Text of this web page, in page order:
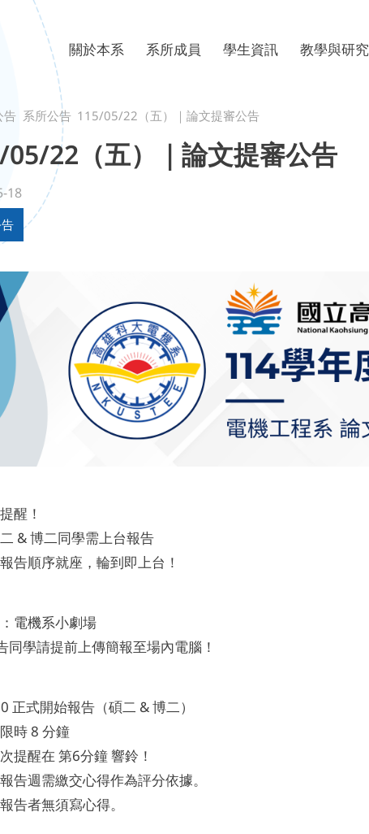
關於本系
系所組織
系所成員
行政人員
學生資訊
系學會
教學與研究
學生專題
告 系所公告 115/05/22（五）｜論文提審公告
05/22（五）｜論文提審公告
18
醒！
& 博二同學需上台報告
告順序就座，輪到即上台！
電機系小劇場
同學請提前上傳簡報至場內電腦！
正式開始報告（碩二 & 博二）
時 8 分鐘
提醒在 第6分鐘 響鈴！
告週需繳交心得作為評分依據。
告者無須寫心得。